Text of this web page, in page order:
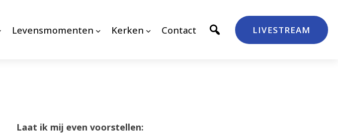
Levensmomenten Kerken Contact LIVESTREAM
Laat ik mij even voorstellen: